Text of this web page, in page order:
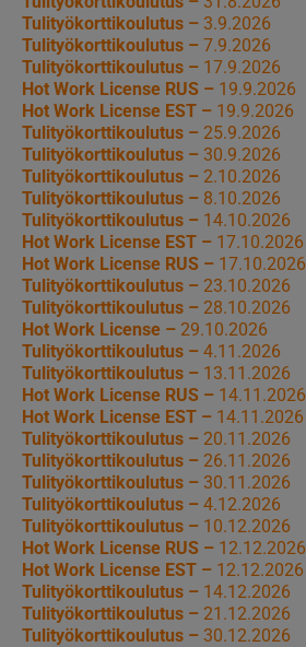
Tulityökorttikoulutus – 3.9.2026
Tulityökorttikoulutus – 7.9.2026
Tulityökorttikoulutus – 17.9.2026
Hot Work License RUS – 19.9.2026
Hot Work License EST – 19.9.2026
Tulityökorttikoulutus – 25.9.2026
Tulityökorttikoulutus – 30.9.2026
Tulityökorttikoulutus – 2.10.2026
Tulityökorttikoulutus – 8.10.2026
Tulityökorttikoulutus – 14.10.2026
Hot Work License EST – 17.10.2026
Hot Work License RUS – 17.10.2026
Tulityökorttikoulutus – 23.10.2026
Tulityökorttikoulutus – 28.10.2026
Hot Work License – 29.10.2026
Tulityökorttikoulutus – 4.11.2026
Tulityökorttikoulutus – 13.11.2026
Hot Work License RUS – 14.11.2026
Hot Work License EST – 14.11.2026
Tulityökorttikoulutus – 20.11.2026
Tulityökorttikoulutus – 26.11.2026
Tulityökorttikoulutus – 30.11.2026
Tulityökorttikoulutus – 4.12.2026
Tulityökorttikoulutus – 10.12.2026
Hot Work License RUS – 12.12.2026
Hot Work License EST – 12.12.2026
Tulityökorttikoulutus – 14.12.2026
Tulityökorttikoulutus – 21.12.2026
Tulityökorttikoulutus – 30.12.2026